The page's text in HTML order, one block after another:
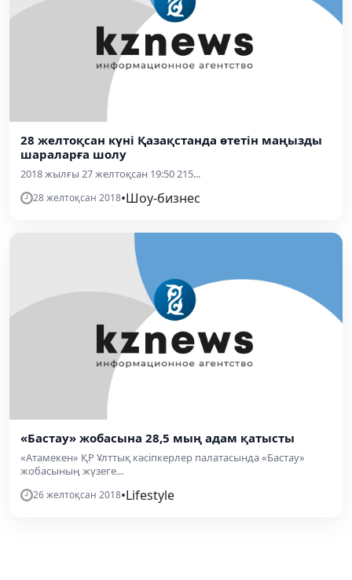
28 желтоқсан күні Қазақстанда өтетін маңызды
шараларға шолу
2018 жылғы 27 желтоқсан 19:50 215...
28 желтоқсан 2018•Шоу-бизнес
«Бастау» жобасына 28,5 мың адам қатысты
«Атамекен» ҚР Ұлттық кәсіпкерлер палатасында «Бастау»
жобасының жүзеге...
26 желтоқсан 2018•Lifestyle